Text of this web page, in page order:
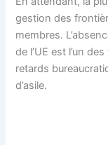
gestion des
membres.
de l’UE est l’un
retards
d’asile.